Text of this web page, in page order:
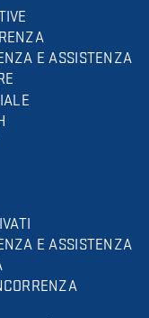
E ASSISTENZA
E ASSISTENZA